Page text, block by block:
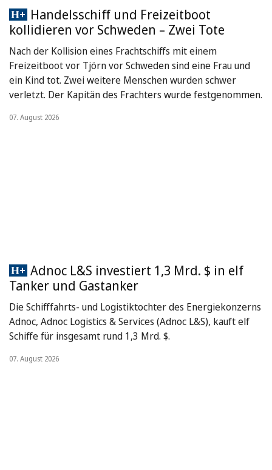
Handelsschiff und Freizeitboot
kollidieren vor Schweden – Zwei Tote
Nach der Kollision eines Frachtschiffs mit einem
Freizeitboot vor Tjörn vor Schweden sind eine Frau und
ein Kind tot. Zwei weitere Menschen wurden schwer
verletzt. Der Kapitän des Frachters wurde festgenommen.
07. August 2026
Adnoc L&S investiert 1,3 Mrd. $ in elf
Tanker und Gastanker
Die Schifffahrts- und Logistiktochter des Energiekonzerns
Adnoc, Adnoc Logistics & Services (Adnoc L&S), kauft elf
Schiffe für insgesamt rund 1,3 Mrd. $.
07. August 2026